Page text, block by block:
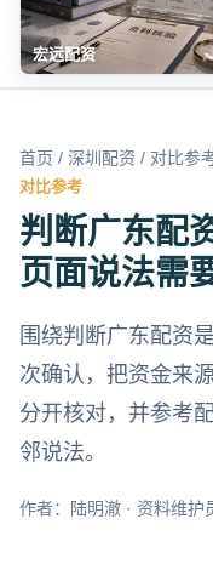
宏远配资
首页 / 深圳配资 / 对比参
对比参考
判断广东配
页面说法需
围绕判断广东配资
次确认，把资金来
分开核对，并参考
邻说法。
作者：陆明澈 · 资料维护